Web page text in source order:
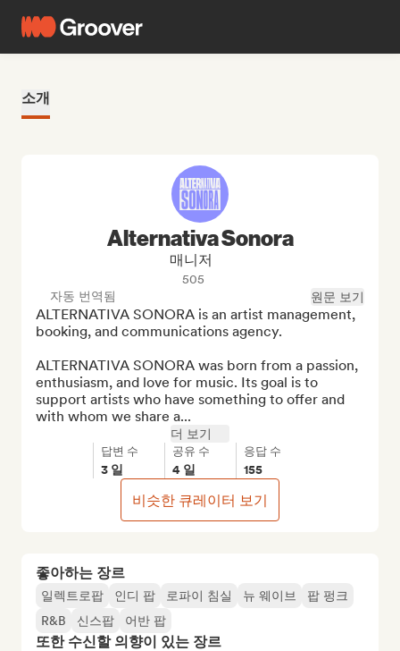
소개
좋아하는 장르
일렉트로팝 인디 팝 로파이 침실 뉴 웨이브
팝 펑크
R&B
신스팝 어반 팝
또한 수신할 의향이 있는 장르
Alternativa Sonora
매니저
505
자동 번역됨
원문 보기
ALTERNATIVA SONORA is an artist management,
booking, and communications agency.
ALTERNATIVA SONORA was born from a passion,
enthusiasm, and love for music. Its goal is to
support artists who have something to offer and
with whom we share a...
더 보기
답변 수
3 일
공유 수
4 일
응답 수
155
비슷한 큐레이터 보기